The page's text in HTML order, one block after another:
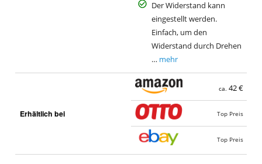
Der Widerstand kann
eingestellt werden.
Einfach, um den
Widerstand durch Drehen
… mehr
Erhältlich bei
ca. 42 €
Top Preis
Top Preis